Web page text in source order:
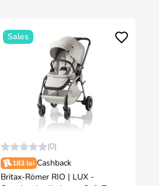
Sales
(0)
183 lei Cashback
Britax-Römer RIO | LUX -